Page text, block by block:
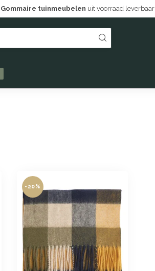
Gommaire tuinmeubelen uit voorraad leverbaar
-20%